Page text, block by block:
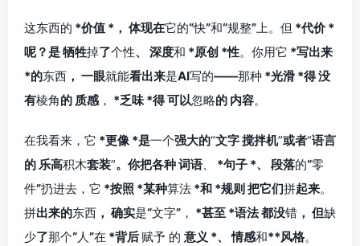
这东西的 *价值 *， 体现在它的“快”和“规整” 上。但 *代价*
呢？是牺牲掉了个性、 深度和 *原创 *性。你用它 *写出来
*的东西 ， 一眼就能看出来是AI写的——那种 *光滑 *得没
有棱角的 质感 ， *乏味 *得可以忽略的 内容。
在我看来，它 *更像 *是一个强大的“文字搅拌机”或者“语言
的 乐高积木套装”。你把各种词语 *句子 *、 段落的“零
件”扔进去，它 *按照 *某种算法 *和 *规则把它们拼起来。
拼出来的东西 ， 确实是“文字” ， *甚至 *语法都没错 ， 但缺
少了那个“人”在 *背后 赋予 的 意义 *、情感和**风格。